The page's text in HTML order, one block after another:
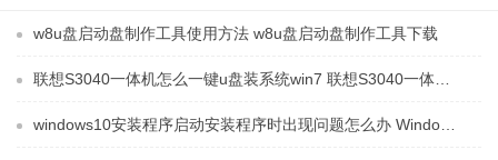
w8u盘启动盘制作工具使用方法 w8u盘启动盘制作工具下载